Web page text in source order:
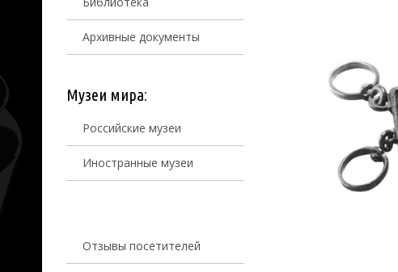
Архивные документы
Музеи мира:
Российские музеи
Иностранные музеи
Отзывы посетителей